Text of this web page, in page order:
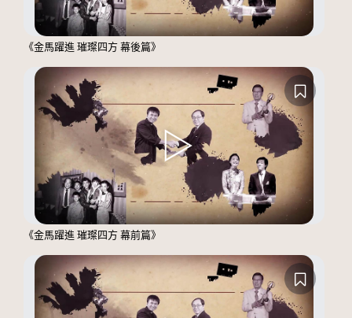
《金馬躍進 璀璨四方 幕後篇》
《金馬躍進 璀璨四方 幕前篇》